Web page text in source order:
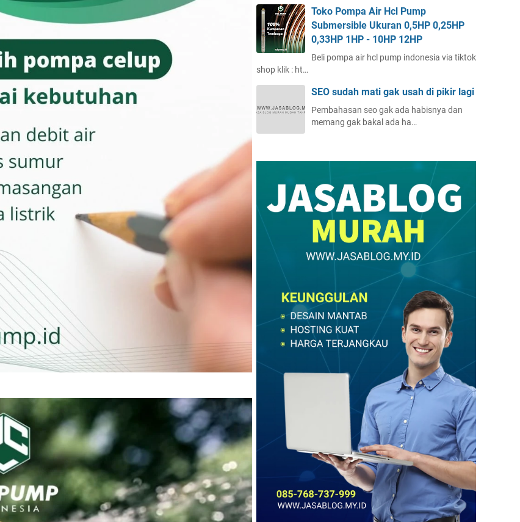
Toko Pompa Air Hcl Pump
Submersible Ukuran 0,5HP 0,25HP
0,33HP 1HP - 10HP 12HP
Beli pompa air hcl pump indonesia via tiktok
shop klik : ht…
SEO sudah mati gak usah di pikir lagi
Pembahasan seo gak ada habisnya dan
memang gak bakal ada ha…